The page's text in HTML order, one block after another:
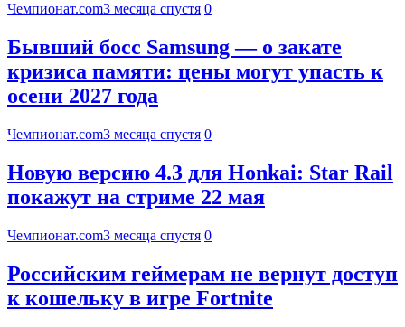
Чемпионат.com3 месяца спустя 0
Бывший босс Samsung — о закате
кризиса памяти: цены могут упасть к
осени 2027 года
Чемпионат.com3 месяца спустя 0
Новую версию 4.3 для Honkai: Star Rail
покажут на стриме 22 мая
Чемпионат.com3 месяца спустя 0
Российским геймерам не вернут доступ
к кошельку в игре Fortnite